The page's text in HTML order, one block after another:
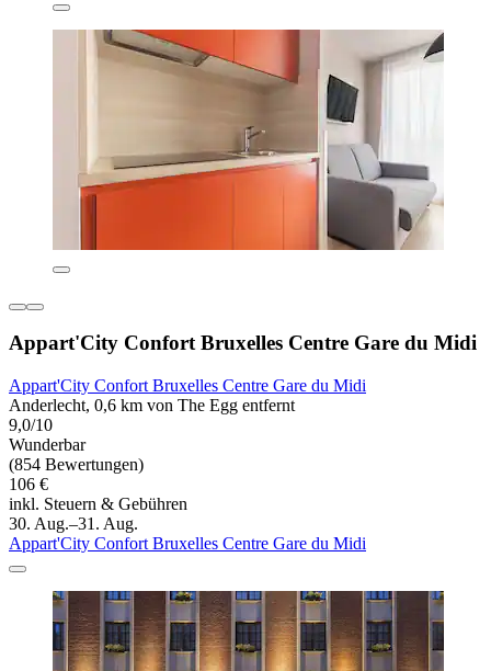
Appart'City Confort Bruxelles Centre Gare du Midi
Appart'City Confort Bruxelles Centre Gare du Midi
Anderlecht, 0,6 km von The Egg entfernt
9,0/10
Wunderbar
(854 Bewertungen)
106 €
inkl. Steuern & Gebühren
30. Aug.–31. Aug.
Appart'City Confort Bruxelles Centre Gare du Midi